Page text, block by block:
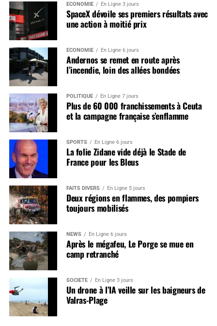
ÉCONOMIE En Ligne 3 jours
SpaceX dévoile ses premiers résultats avec
une action à moitié prix
ÉCONOMIE En Ligne 6 jours
Andernos se remet en route après
l’incendie, loin des allées bondées
POLITIQUE En Ligne 7 jours
Plus de 60 000 franchissements à Ceuta
et la campagne française s’enflamme
SPORTS En Ligne 6 jours
La folie Zidane vide déjà le Stade de
France pour les Bleus
FAITS DIVERS En Ligne 5 jours
Deux régions en flammes, des pompiers
toujours mobilisés
NEWS En Ligne 6 jours
Après le mégafeu, Le Porge se mue en
camp retranché
SOCIÉTÉ En Ligne 3 jours
Un drone à l’IA veille sur les baigneurs de
Valras-Plage